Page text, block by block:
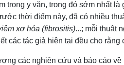
y văn, trong đó sớm nhất là
thời điểm này, đã có nhiều
xơ hóa (fibrositis)...; mỗi thuật
tác giả hiện tại đều cho rằng
các nghiên cứu và báo cáo